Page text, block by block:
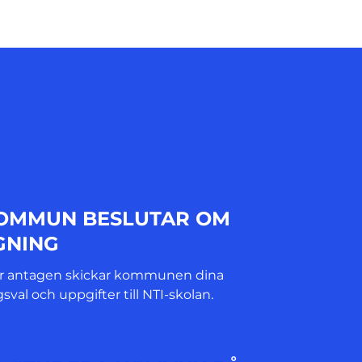
BESLUTAR OM
antagen skickar kommunen dina
och uppgifter till NTI-skolan.